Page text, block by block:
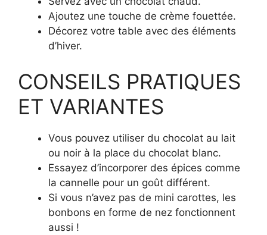
Ajoutez une touche de crème fouettée.
Décorez votre table avec des éléments
d’hiver.
CONSEILS PRATIQUES
ET VARIANTES
Vous pouvez utiliser du chocolat au lait
ou noir à la place du chocolat blanc.
Essayez d’incorporer des épices comme
la cannelle pour un goût différent.
Si vous n’avez pas de mini carottes, les
bonbons en forme de nez fonctionnent
aussi !